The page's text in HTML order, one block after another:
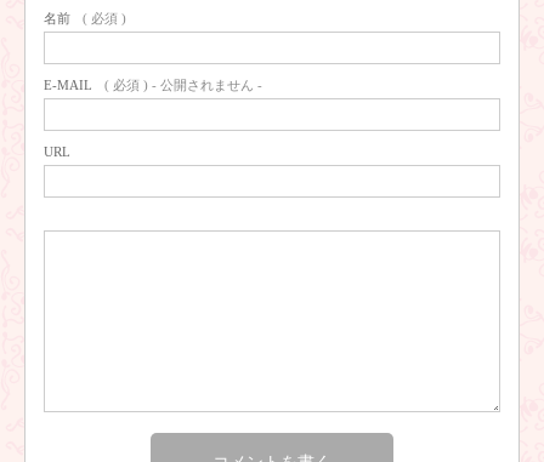
名前 ( 必須 )
E-MAIL ( 必須 ) - 公開されません -
URL